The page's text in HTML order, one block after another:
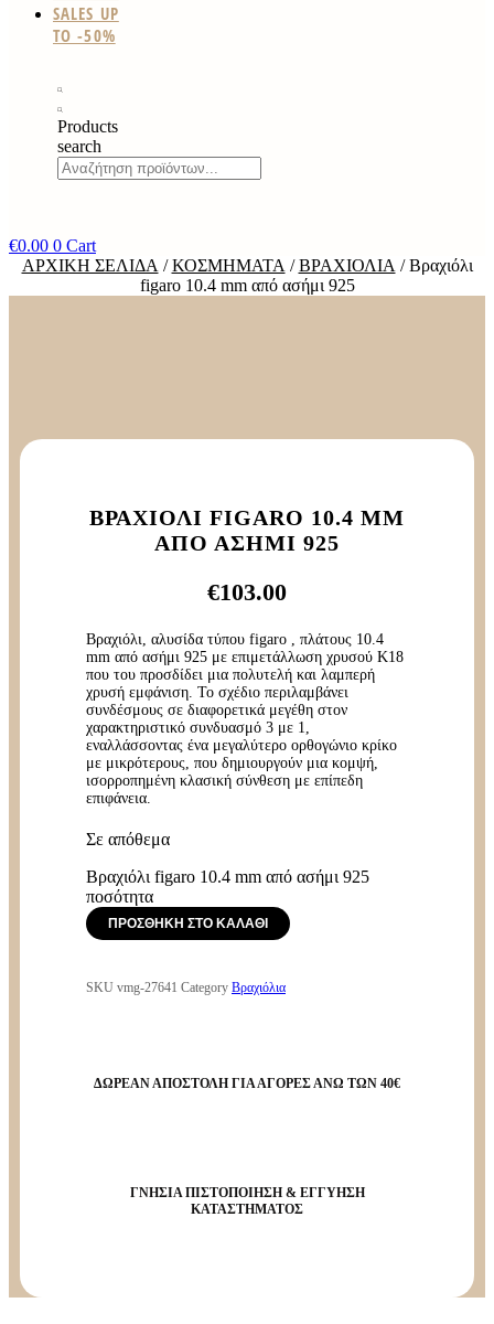
SALES UP
TO -50%
Products
search
€0.00 0 Cart
ΑΡΧΙΚΉ ΣΕΛΊΔΑ /ΚΟΣΜΉΜΑΤΑ /ΒΡΑΧΙΌΛΙΑ / Βραχιόλι
figaro 10.4 mm από ασήμι 925
ΒΡΑΧΙΌΛΙ FIGARO 10.4 MM
ΑΠΌ ΑΣΉΜΙ 925
€103.00
Βραχιόλι, αλυσίδα τύπου figaro , πλάτους 10.4
mm από ασήμι 925 με επιμετάλλωση χρυσού Κ18
που του προσδίδει μια πολυτελή και λαμπερή
χρυσή εμφάνιση. Το σχέδιο περιλαμβάνει
συνδέσμους σε διαφορετικά μεγέθη στον
χαρακτηριστικό συνδυασμό 3 με 1,
εναλλάσσοντας ένα μεγαλύτερο ορθογώνιο κρίκο
με μικρότερους, που δημιουργούν μια κομψή,
ισορροπημένη κλασική σύνθεση με επίπεδη
επιφάνεια.
Σε απόθεμα
Βραχιόλι figaro 10.4 mm από ασήμι 925
ποσότητα
ΠΡΟΣΘΉΚΗ ΣΤΟ ΚΑΛΆΘΙ
SKU vmg-27641 Category Βραχιόλια
ΔΩΡΕΑΝ ΑΠΟΣΤΟΛΗ ΓΙΑ ΑΓΟΡΕΣ ΑΝΩ ΤΩΝ 40€
ΓΝΗΣΙΑ ΠΙΣΤΟΠΟΙΗΣΗ & ΕΓΓΥΗΣΗ
ΚΑΤΑΣΤΗΜΑΤΟΣ